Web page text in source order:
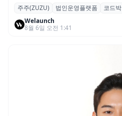
스톡옵션 취소율 2년
권리 발생 즉시 행사 비
주주(ZUZU) 법인운영플랫폼 코드
Welaunch
8월 6일 오전 1:41